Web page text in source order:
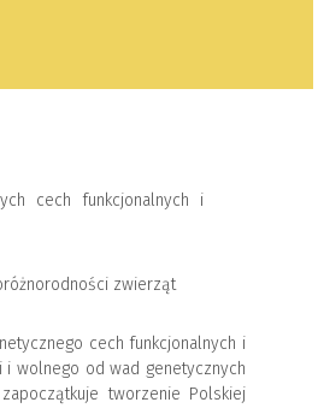
cech funkcjonalnych i
zwierząt
cech funkcjonalnych i
wolnego od wad genetycznych
tworzenie Polskiej